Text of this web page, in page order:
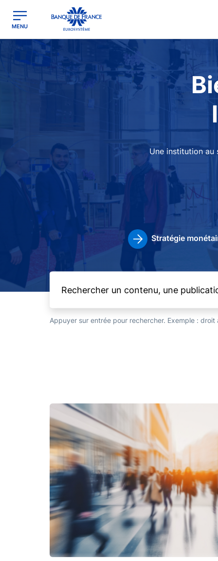
Banque de France - Menu Principal
MENU
Image
Une institution au
Stratégie
Appuyer sur entrée pour rechercher. Exemple : droit
Image